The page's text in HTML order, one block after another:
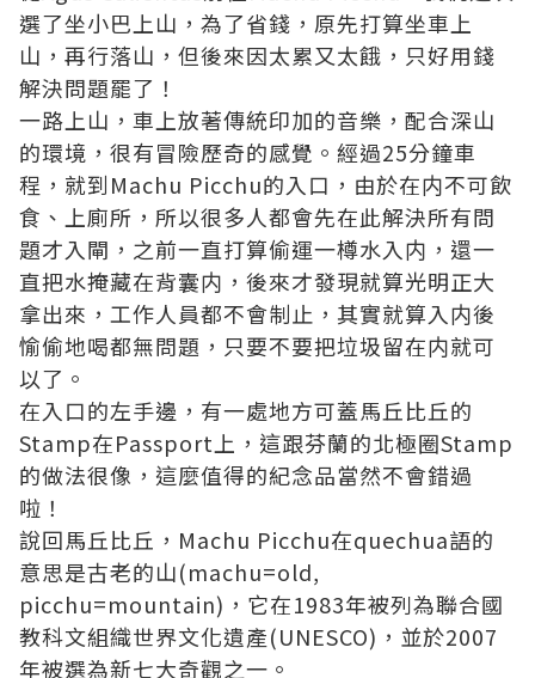
選了坐小巴上山，為了省錢，原先打算坐車上
山，再行落山，但後來因太累又太餓，只好用錢
解決問題罷了！
一路上山，車上放著傳統印加的音樂，配合深山
的環境，很有冒險歷奇的感覺。經過25分鐘車
程，就到Machu Picchu的入口，由於在内不可飲
食、上廁所，所以很多人都會先在此解決所有問
題才入閘，之前一直打算偷運一樽水入内，還一
直把水掩藏在背囊内，後來才發現就算光明正大
拿出來，工作人員都不會制止，其實就算入内後
愉偷地喝都無問題，只要不要把垃圾留在内就可
以了。
在入口的左手邊，有一處地方可蓋馬丘比丘的
Stamp在Passport上，這跟芬蘭的北極圈Stamp
的做法很像，這麼值得的紀念品當然不會錯過
啦！
說回馬丘比丘，Machu Picchu在quechua語的
意思是古老的山(machu=old,
picchu=mountain)，它在1983年被列為聯合國
教科文組織世界文化遺產(UNESCO)，並於2007
年被選為新七大奇觀之一。